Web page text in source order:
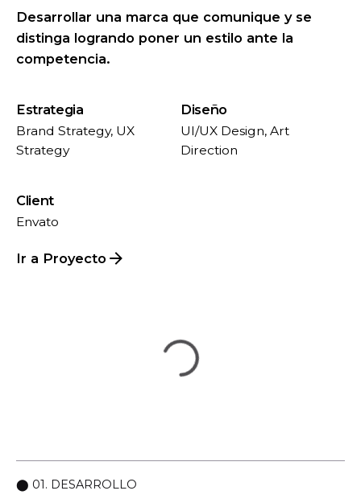
Desarrollar una marca que comunique y se
distinga logrando poner un estilo ante la
competencia.
Estrategia
Brand Strategy, UX
Strategy
Diseño
UI/UX Design, Art
Direction
Client
Envato
Ir a Proyecto
⬤ 01. DESARROLLO